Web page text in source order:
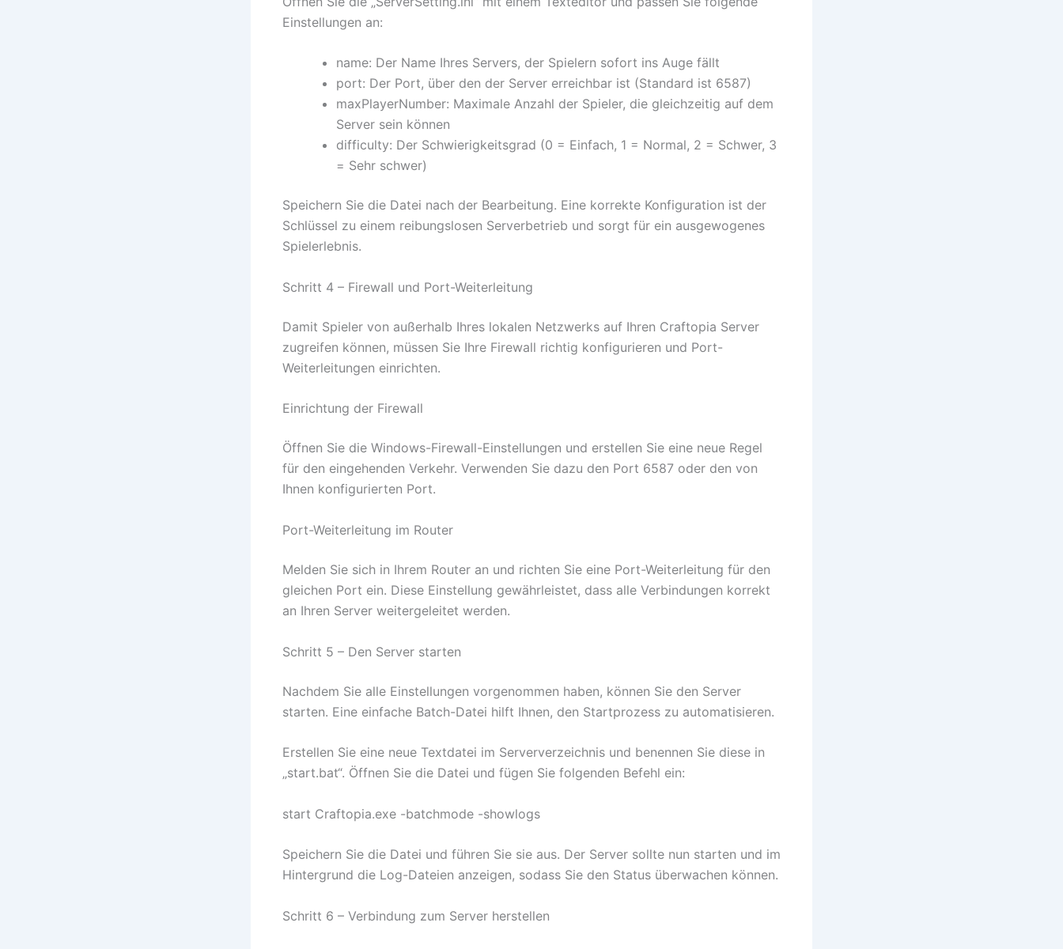
Einstellungen an:
name: Der Name Ihres Servers, der Spielern sofort ins Auge fällt
port: Der Port, über den der Server erreichbar ist (Standard ist 6587)
maxPlayerNumber: Maximale Anzahl der Spieler, die gleichzeitig auf dem
Server sein können
difficulty: Der Schwierigkeitsgrad (0 = Einfach, 1 = Normal, 2 = Schwer, 3
= Sehr schwer)
Speichern Sie die Datei nach der Bearbeitung. Eine korrekte Konfiguration ist der
Schlüssel zu einem reibungslosen Serverbetrieb und sorgt für ein ausgewogenes
Spielerlebnis.
Schritt 4 – Firewall und Port-Weiterleitung
Damit Spieler von außerhalb Ihres lokalen Netzwerks auf Ihren Craftopia Server
zugreifen können, müssen Sie Ihre Firewall richtig konfigurieren und Port-
Weiterleitungen einrichten.
Einrichtung der Firewall
Öffnen Sie die Windows-Firewall-Einstellungen und erstellen Sie eine neue Regel
für den eingehenden Verkehr. Verwenden Sie dazu den Port 6587 oder den von
Ihnen konfigurierten Port.
Port-Weiterleitung im Router
Melden Sie sich in Ihrem Router an und richten Sie eine Port-Weiterleitung für den
gleichen Port ein. Diese Einstellung gewährleistet, dass alle Verbindungen korrekt
an Ihren Server weitergeleitet werden.
Schritt 5 – Den Server starten
Nachdem Sie alle Einstellungen vorgenommen haben, können Sie den Server
starten. Eine einfache Batch-Datei hilft Ihnen, den Startprozess zu automatisieren.
Erstellen Sie eine neue Textdatei im Serververzeichnis und benennen Sie diese in
„start.bat“. Öffnen Sie die Datei und fügen Sie folgenden Befehl ein:
start Craftopia.exe -batchmode -showlogs
Speichern Sie die Datei und führen Sie sie aus. Der Server sollte nun starten und im
Hintergrund die Log-Dateien anzeigen, sodass Sie den Status überwachen können.
Schritt 6 – Verbindung zum Server herstellen